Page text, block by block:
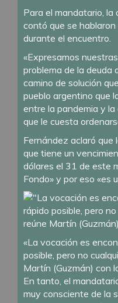
Para el mandatario, la
contó que se
durante el encuentro.
«Expresamos
problema de la deuda
camino de solución
pueblo argentino que
entre la pandemia y la
que le cuesta
Fernández aclaró que
que tiene un
dólares el 31 de este
Fondo» y por eso «es
«La vocación es
posible, pero no
Martín (Guzmán) con
En tanto, el
muy consciente de la